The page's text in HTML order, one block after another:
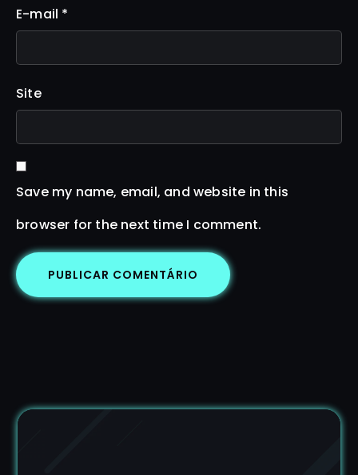
E-mail *
Site
Save my name, email, and website in this
browser for the next time I comment.